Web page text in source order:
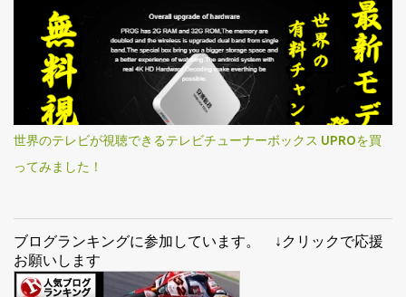
世界のテレビが視聴できるテレビチューナーボックス UPROを買
ってみました！
ブログランキングに参加しています。 ↓クリックで応援
お願いします